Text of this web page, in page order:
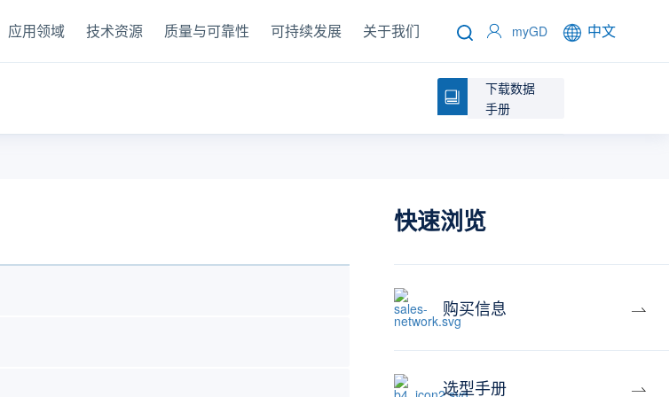
应用领域 技术资源 质量与可靠性 可持续发展 关于我们 myGD 中文
下载数据
手册
快速浏览
购买信息
选型手册